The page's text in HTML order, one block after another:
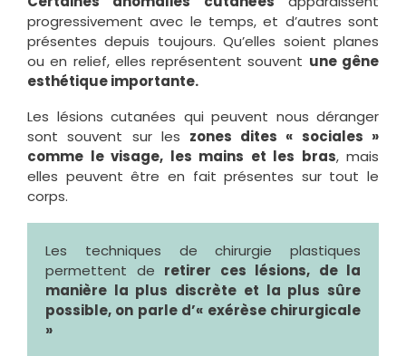
progressivement avec le temps, et d’autres sont
présentes depuis toujours. Qu’elles soient planes
ou en relief, elles représentent souvent une gêne
esthétique importante.
Les lésions cutanées qui peuvent nous déranger
sont souvent sur les zones dites « sociales »
comme le visage, les mains et les bras, mais
elles peuvent être en fait présentes sur tout le
corps.
Les techniques de chirurgie plastiques
permettent de retirer ces lésions, de la
manière la plus discrète et la plus sûre
possible, on parle d’« exérèse chirurgicale
»